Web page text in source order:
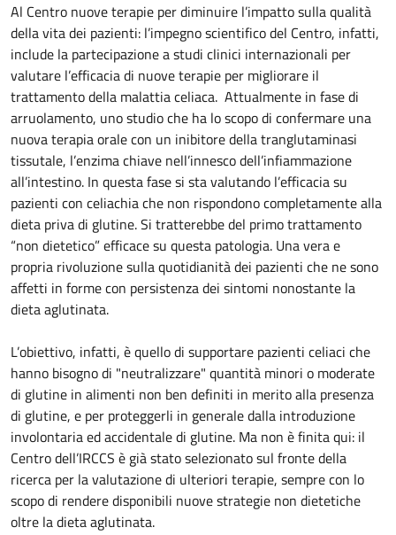
Al Centro nuove terapie per diminuire l’impatto sulla qualità
della vita dei pazienti: l’impegno scientifico del Centro, infatti,
include la partecipazione a studi clinici internazionali per
valutare l’efficacia di nuove terapie per migliorare il
trattamento della malattia celiaca. Attualmente in fase di
arruolamento, uno studio che ha lo scopo di confermare una
nuova terapia orale con un inibitore della tranglutaminasi
tissutale, l’enzima chiave nell’innesco dell’infiammazione
all’intestino. In questa fase si sta valutando l’efficacia su
pazienti con celiachia che non rispondono completamente alla
dieta priva di glutine. Si tratterebbe del primo trattamento
“non dietetico” efficace su questa patologia. Una vera e
propria rivoluzione sulla quotidianità dei pazienti che ne sono
affetti in forme con persistenza dei sintomi nonostante la
dieta aglutinata.
L’obiettivo, infatti, è quello di supportare pazienti celiaci che
hanno bisogno di "neutralizzare" quantità minori o moderate
di glutine in alimenti non ben definiti in merito alla presenza
di glutine, e per proteggerli in generale dalla introduzione
involontaria ed accidentale di glutine. Ma non è finita qui: il
Centro dell’IRCCS è già stato selezionato sul fronte della
ricerca per la valutazione di ulteriori terapie, sempre con lo
scopo di rendere disponibili nuove strategie non dietetiche
oltre la dieta aglutinata.